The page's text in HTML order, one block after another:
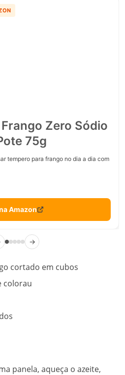
Zero Sódio
75g
tempero para frango no dia a dia com
Amazon
→
cortado em cubos
colorau
panela, aqueça o azeite,